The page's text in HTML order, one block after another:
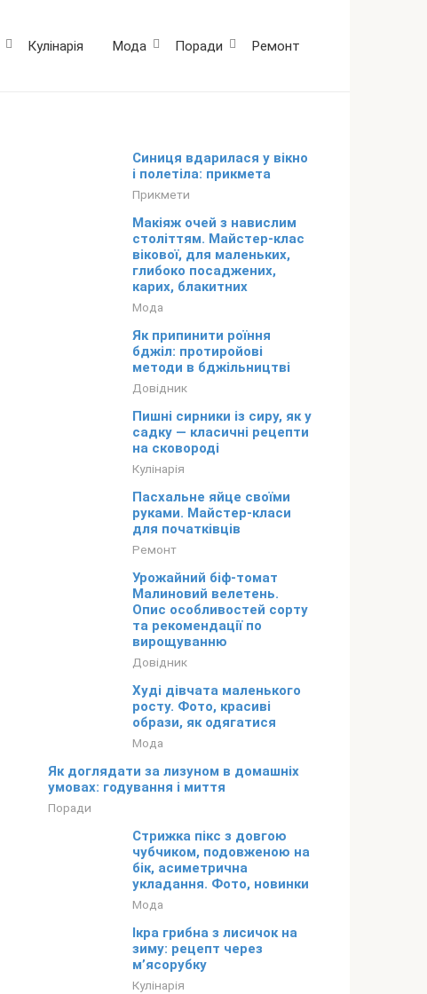
Кулінарія Мода Поради Ремонт
Синиця вдарилася у вікно
і полетіла: прикмета
Прикмети
Макіяж очей з навислим
століттям. Майстер-клас
вікової, для маленьких,
глибоко посаджених,
карих, блакитних
Мода
Як припинити роїння
бджіл: протиройові
методи в бджільництві
Довідник
Пишні сирники із сиру, як у
садку — класичні рецепти
на сковороді
Кулінарія
Пасхальне яйце своїми
руками. Майстер-класи
для початківців
Ремонт
Урожайний біф-томат
Малиновий велетень.
Опис особливостей сорту
та рекомендації по
вирощуванню
Довідник
Худі дівчата маленького
росту. Фото, красиві
образи, як одягатися
Мода
Як доглядати за лизуном в домашніх
умовах: годування і миття
Поради
Стрижка пікс з довгою
чубчиком, подовженою на
бік, асиметрична
укладання. Фото, новинки
Мода
Ікра грибна з лисичок на
зиму: рецепт через
м’ясорубку
Кулінарія